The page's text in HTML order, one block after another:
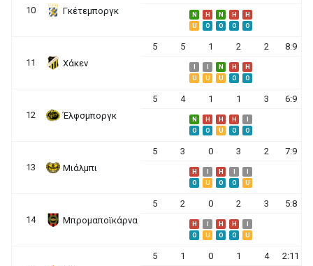
10 Γκέτεμποργκ N H N H
H
U
O O O O
11 Χάκεν
5 5 1 2 2 8:9
N H
H
U
U U O O
12 Έλφσμποργκ
5 4 1 1 3 6:9
N H H H
O
O U O O
13 Μιάλμπι
5 3 0 3 2 7:9
H H
O
U O O U
14 Μπρομαποϊκάρνα
5 2 0 2 3 5:8
H H H
O
U O O U
5 1 0 1 4 2:11